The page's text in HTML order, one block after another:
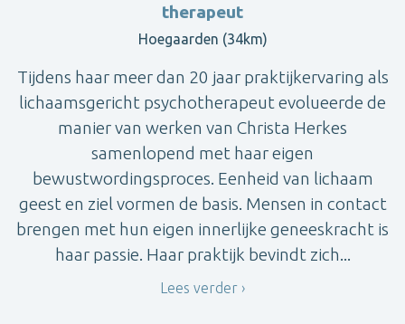
therapeut
Hoegaarden (34km)
Tijdens haar meer dan 20 jaar praktijkervaring als
lichaamsgericht psychotherapeut evolueerde de
manier van werken van Christa Herkes
samenlopend met haar eigen
bewustwordingsproces. Eenheid van lichaam
geest en ziel vormen de basis. Mensen in contact
brengen met hun eigen innerlijke geneeskracht is
haar passie. Haar praktijk bevindt zich...
Lees verder